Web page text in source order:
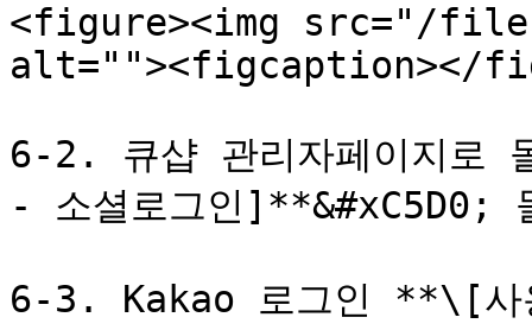
<figure><img src="/files/
alt=""><figcaption></
6-2. 큐샵 관리자페이지로
- 소셜로그인]**&#xC5D0;
6-3. Kakao 로그인 **\[